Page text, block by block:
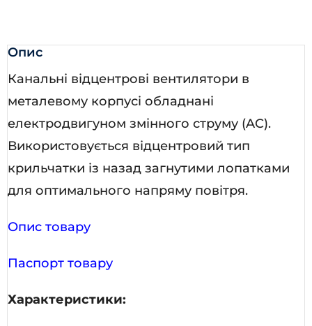
Опис
Канальні відцентрові вентилятори в
металевому корпусі обладнані
електродвигуном змінного струму (AC).
Використовується відцентровий тип
крильчатки із назад загнутими лопатками
для оптимального напряму повітря.
Опис товару
Паспорт товару
Характеристики: